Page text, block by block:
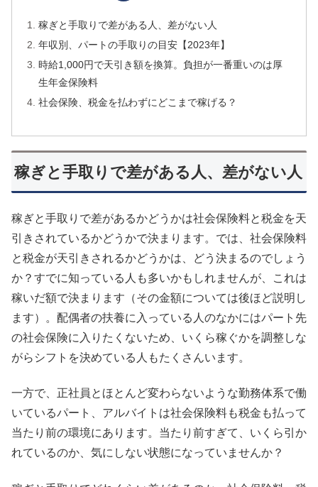
稼ぎと手取りで差がある人、差がない人
年収別、パートの手取りの目安【2023年】
時給1,000円で天引き額を換算。負担が一番重いのは厚
生年金保険料
社会保険、税金を払わずにどこまで稼げる？
稼ぎと手取りで差がある人、差がない人
稼ぎと手取りで差があるかどうかは社会保険料と税金を天
引きされているかどうかで決まります。では、社会保険料
と税金が天引きされるかどうかは、どう決まるのでしょう
か？すでに知っている人も多いかもしれませんが、これは
稼いだ額で決まります（その金額については後ほど説明し
ます）。配偶者の扶養に入っている人のなかにはパート先
の社会保険に入りたくないため、いくら稼ぐかを調整しな
がらシフトを決めている人もたくさんいます。
一方で、正社員とほとんど変わらないような勤務体系で働
いているパート、アルバイトは社会保険料も税金も払って
当たり前の環境にあります。当たり前すぎて、いくら引か
れているのか、気にしない状態になっていませんか？